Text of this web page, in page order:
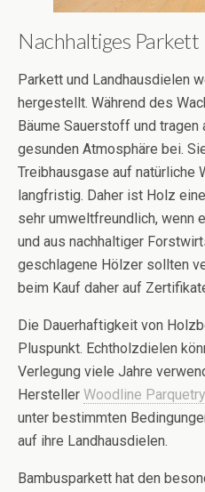
Nachhaltiges Parkett
Parkett und Landhausdielen
hergestellt. Während des
Bäume Sauerstoff und
gesunden Atmosphäre bei.
Treibhausgase auf natürliche
langfristig. Daher ist Holz
sehr umweltfreundlich, wenn
und aus nachhaltiger
geschlagene Hölzer sollten
beim Kauf daher auf
Die Dauerhaftigkeit von
Pluspunkt. Echtholzdielen
Verlegung viele Jahre
Hersteller Woodline Parquetry
unter bestimmten
auf ihre Landhausdielen.
Bambusparkett hat den